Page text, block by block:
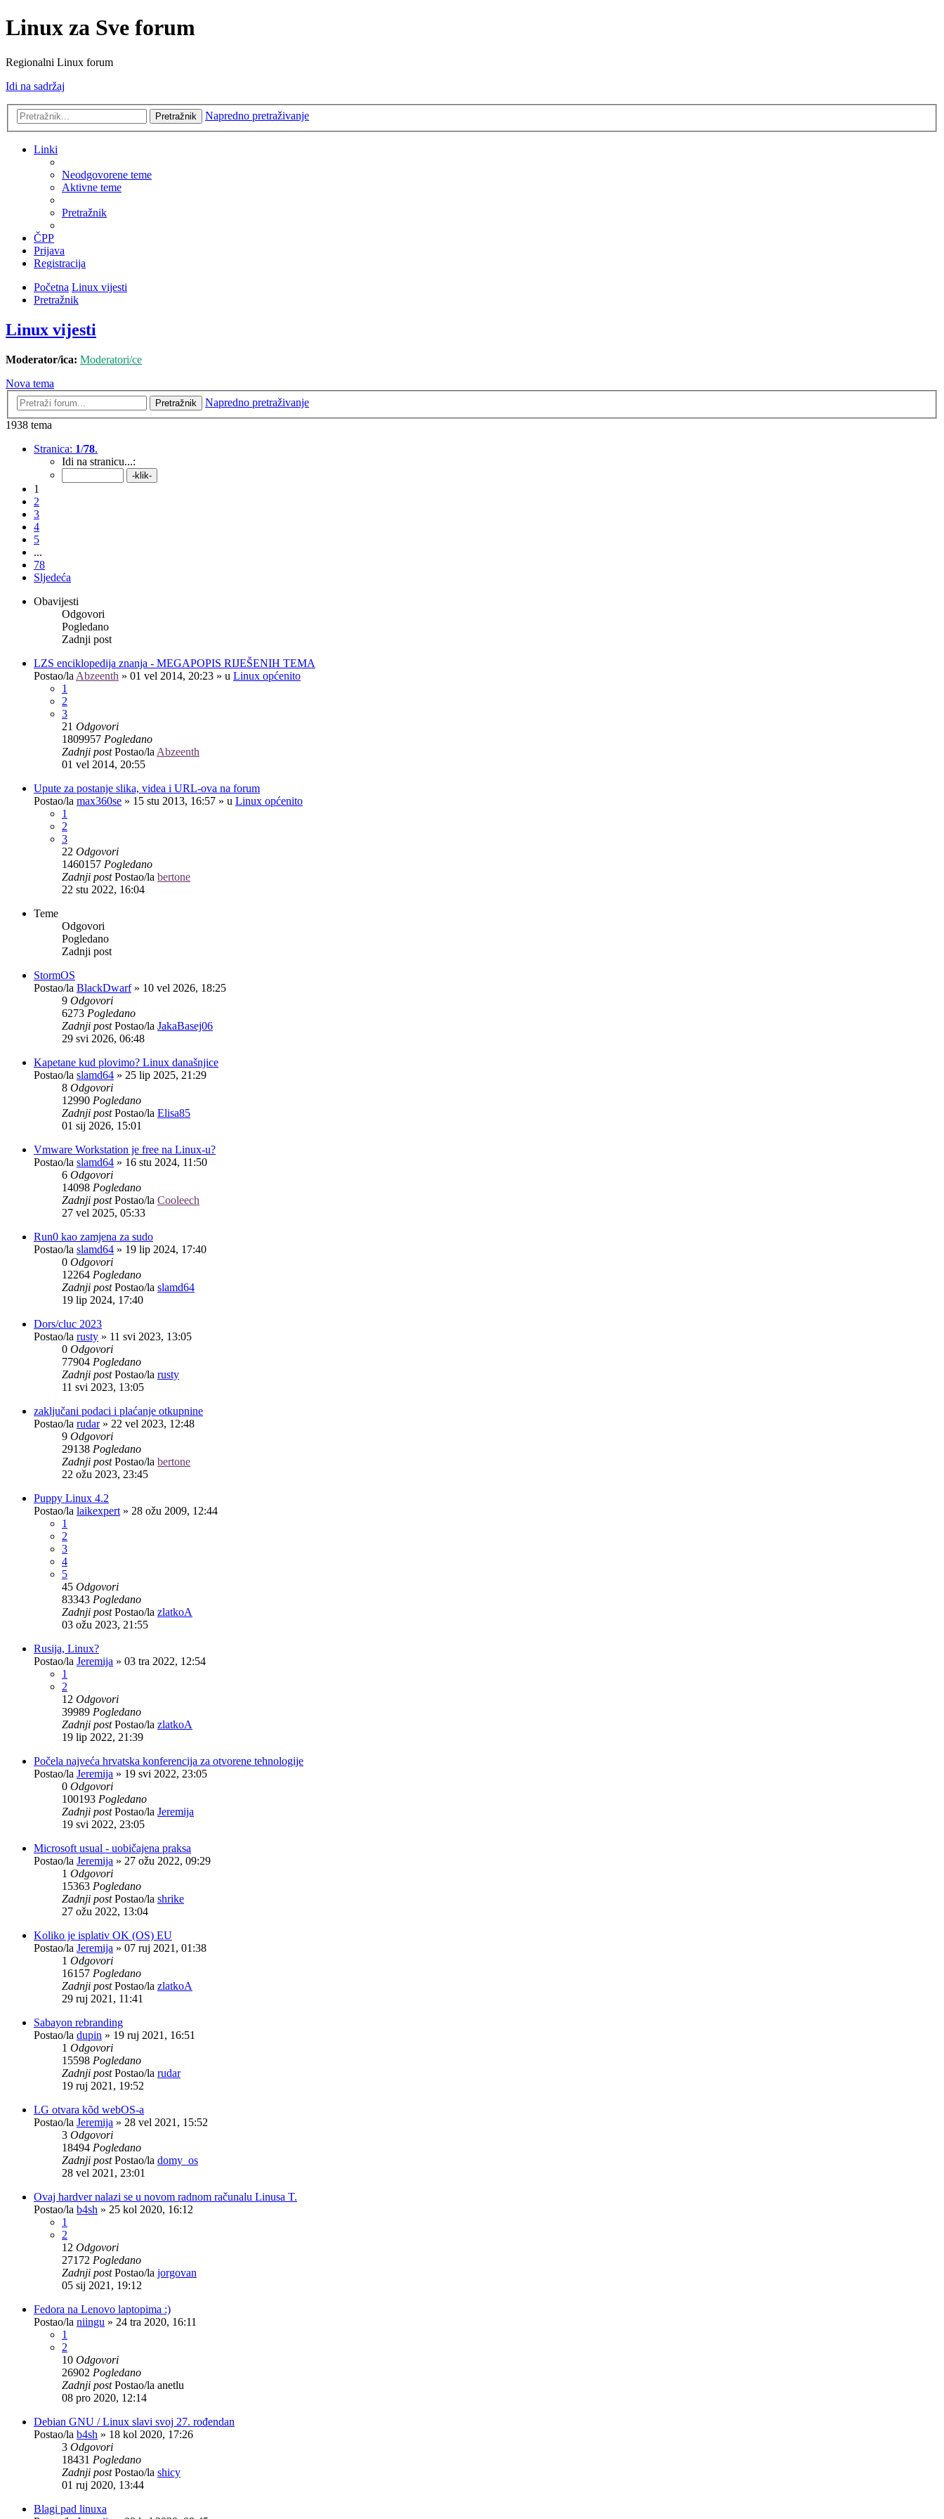
Linux za Sve forum
Regionalni Linux forum
Idi na sadržaj
Pretražnik Napredno pretraživanje
Linki
Neodgovorene teme
Aktivne teme
Pretražnik
ČPP
Prijava
Registracija
Početna Linux vijesti
Pretražnik
Linux vijesti
Moderator/ica: Moderatori/ce
Nova tema
Pretražnik
Napredno pretraživanje
1938 tema
Stranica: 1/78.
Idi na stranicu...:
1
2
3
4
5
...
78
Sljedeća
Obavijesti
Odgovori
Pogledano
Zadnji post
LZS enciklopedija znanja - MEGAPOPIS RIJEŠENIH TEMA
Postao/la Abzeenth » 01 vel 2014, 20:23 » u Linux općenito
1
2
3
21 Odgovori
1809957 Pogledano
Zadnji postPostao/la Abzeenth
01 vel 2014, 20:55
Upute za postanje slika, videa i URL-ova na forum
Postao/la max360se » 15 stu 2013, 16:57 » u Linux općenito
1
2
3
22 Odgovori
1460157 Pogledano
Zadnji postPostao/la bertone
22 stu 2022, 16:04
Teme
Odgovori
Pogledano
Zadnji post
StormOS
Postao/la BlackDwarf» 10 vel 2026, 18:25
9 Odgovori
6273 Pogledano
Zadnji postPostao/la JakaBasej06
29 svi 2026, 06:48
Kapetane kud plovimo? Linux današnjice
Postao/la slamd64 » 25 lip 2025, 21:29
8 Odgovori
12990 Pogledano
Zadnji postPostao/la Elisa85
01 sij 2026, 15:01
Vmware Workstation je free na Linux-u?
Postao/la slamd64 » 16 stu 2024, 11:50
6 Odgovori
14098 Pogledano
Zadnji postPostao/la Cooleech
27 vel 2025, 05:33
Run0 kao zamjena za sudo
Postao/la slamd64 » 19 lip 2024, 17:40
0 Odgovori
12264 Pogledano
Zadnji postPostao/la slamd64
19 lip 2024, 17:40
Dors/cluc 2023
Postao/la rusty » 11 svi 2023, 13:05
0 Odgovori
77904 Pogledano
Zadnji postPostao/la rusty
11 svi 2023, 13:05
zaključani podaci i plaćanje otkupnine
Postao/la rudar» 22 vel 2023, 12:48
9 Odgovori
29138 Pogledano
Zadnji postPostao/la bertone
22 ožu 2023, 23:45
Puppy Linux 4.2
Postao/la laikexpert » 28 ožu 2009, 12:44
1
2
3
4
5
45 Odgovori
83343 Pogledano
Zadnji postPostao/la zlatkoA
03 ožu 2023, 21:55
Rusija, Linux?
Postao/la Jeremija » 03 tra 2022, 12:54
1
2
12 Odgovori
39989 Pogledano
Zadnji postPostao/la zlatkoA
19 lip 2022, 21:39
Počela najveća hrvatska konferencija za otvorene tehnologije
Postao/la Jeremija » 19 svi 2022, 23:05
0 Odgovori
100193 Pogledano
Zadnji postPostao/la Jeremija
19 svi 2022, 23:05
Microsoft usual - uobičajena praksa
Postao/la Jeremija » 27 ožu 2022, 09:29
1 Odgovori
15363 Pogledano
Zadnji postPostao/la shrike
27 ožu 2022, 13:04
Koliko je isplativ OK (OS) EU
Postao/la Jeremija » 07 ruj 2021, 01:38
1 Odgovori
16157 Pogledano
Zadnji postPostao/la zlatkoA
29 ruj 2021, 11:41
Sabayon rebranding
Postao/la dupin » 19 ruj 2021, 16:51
1 Odgovori
15598 Pogledano
Zadnji postPostao/la rudar
19 ruj 2021, 19:52
LG otvara kõd webOS-a
Postao/la Jeremija » 28 vel 2021, 15:52
3 Odgovori
18494 Pogledano
Zadnji postPostao/la domy_os
28 vel 2021, 23:01
Ovaj hardver nalazi se u novom radnom računalu Linusa T.
Postao/la b4sh » 25 kol 2020, 16:12
1
2
12 Odgovori
27172 Pogledano
Zadnji postPostao/la jorgovan
05 sij 2021, 19:12
Fedora na Lenovo laptopima :)
Postao/la niingu » 24 tra 2020, 16:11
1
2
10 Odgovori
26902 Pogledano
Zadnji postPostao/la anetlu
08 pro 2020, 12:14
Debian GNU / Linux slavi svoj 27. rođendan
Postao/la b4sh » 18 kol 2020, 17:26
3 Odgovori
18431 Pogledano
Zadnji postPostao/la shicy
01 ruj 2020, 13:44
Blagi pad linuxa